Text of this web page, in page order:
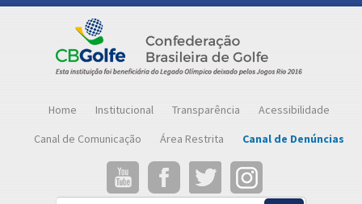
Home Institucional Transparência
Acessibilidade
Canal de Comunicação
Área Restrita Canal de Denúncias